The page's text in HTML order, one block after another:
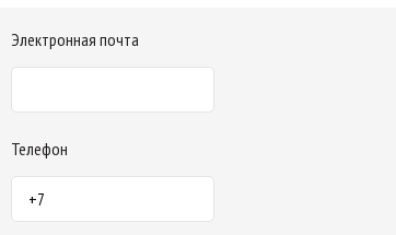
Электронная почта
Телефон